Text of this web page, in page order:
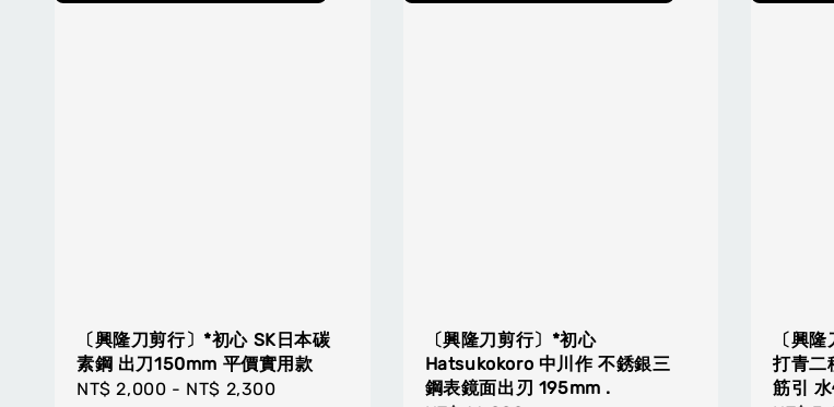
〔興隆刀剪行〕*初心 SK日本碳
素鋼 出刀150mm 平價實用款
Regular
NT$ 2,000 - NT$ 2,300
〔興隆刀剪行〕*初心
Hatsukokoro 中川作 不銹銀三
鋼表鏡面出刃 195mm .
〔興
打青二
筋引